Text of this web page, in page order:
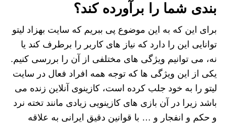
بندی شما را برآورده کند؟
برای این که به این موضوع پی ببریم که سایت بهزاد لیتو
توانایی این را دارد که نیاز های کاربر را برطرف کند یا
نه، می توانیم ویژگی های مختلفی از آن را بررسی کنیم.
یکی از این ویژگی ها که توجه همه افراد فعال در سایت
لیتو را به خود جلب کرده است، کازینوی آنلاین زنده می‌
باشد زیرا در آن بازی های کازینویی زیادی مانند تخته نرد
و حکم و انفجار و … با قوانین دقیق ایرانی به علاقه